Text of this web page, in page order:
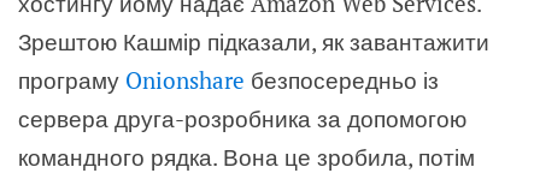
Зрештою Кашмір підказали, як завантажити
програму Onionshare безпосередньо із
сервера друга-розробника за допомогою
командного рядка. Вона це зробила, потім